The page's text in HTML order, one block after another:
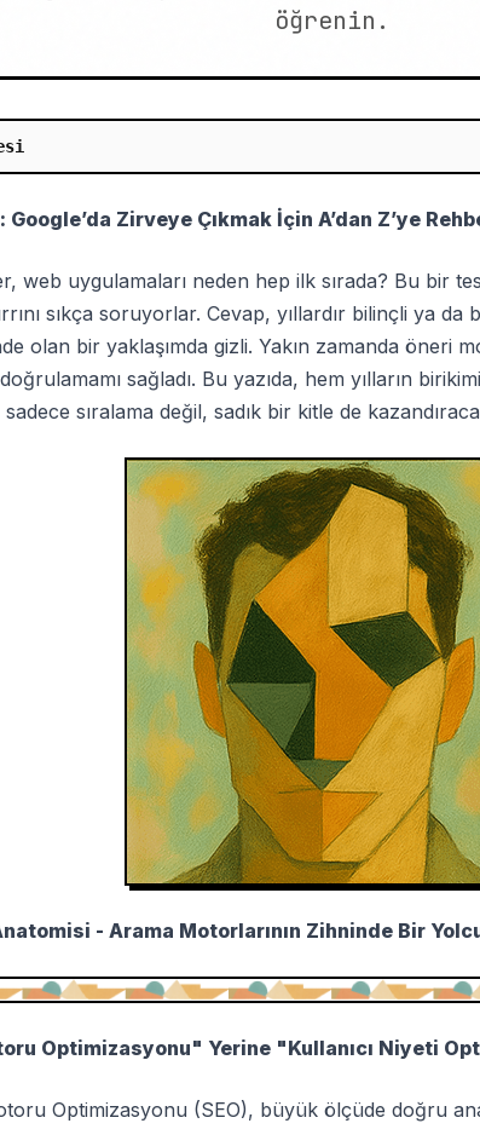
öğrenin.
Google’da Zirveye Çıkmak İçin A’dan Z’ye
web uygulamaları neden hep ilk sırada? Bu bir
sıkça soruyorlar. Cevap, yıllardır bilinçli ya
olan bir yaklaşımda gizli. Yakın zamanda öneri
sağladı. Bu yazıda, hem yılların
sıralama değil, sadık bir kitle de
- Arama Motorlarının Zihninde Bir
Optimizasyonu" Yerine "Kullanıcı Niyeti
Optimizasyonu (SEO), büyük ölçüde doğru